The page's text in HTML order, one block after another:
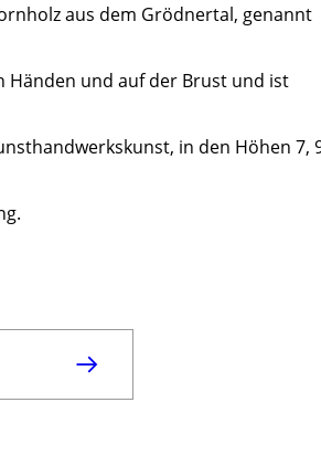
aus dem Grödnertal, genannt
Händen und auf der Brust und ist
in den Höhen 7,